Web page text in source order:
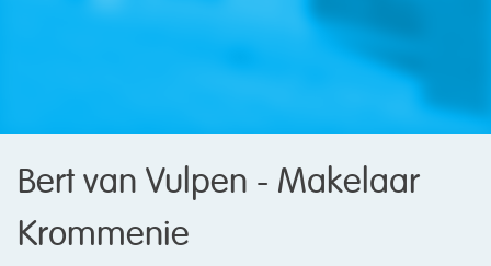
Bert van Vulpen - Makelaar
Krommenie